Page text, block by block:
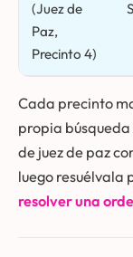
(Juez de
Paz,
Precinto 4)
Cada precinto
propia búsqueda
de juez de paz
luego resuélvala
resolver una